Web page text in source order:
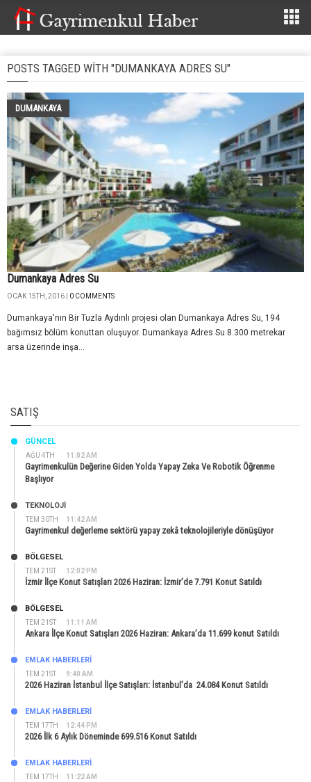
POSTS TAGGED WITH "DUMANKAYA ADRES SU"
DUMANKAYA
Dumankaya Adres Su
OCAK 15TH, 2016 | 0 COMMENTS
Dumankaya'nın Bir Tuzla Aydınlı projesi olan Dumankaya Adres Su, 194
bağımsız bölüm konuttan oluşuyor. Dumankaya Adres Su 8.300 metrekar
arsa üzerinde inşa...
SATIŞ
AĞU 4TH 11:02 AM
GÜNCEL
Gayrimenkulün Değerine Giden Yolda Yapay Zeka Ve Robotik Öğrenme
Başlıyor
TEM 30TH 11:42 AM
TEKNOLOJİ
Gayrimenkul değerleme sektörü yapay zekâ teknolojileriyle dönüşüyor
TEM 21ST 12:02 PM
BÖLGESEL
İzmir İlçe Konut Satışları 2026 Haziran: İzmir’de 7.791 Konut Satıldı
TEM 21ST 11:11 AM
BÖLGESEL
Ankara İlçe Konut Satışları 2026 Haziran: Ankara’da 11.699 konut Satıldı
TEM 21ST 9:40 AM
EMLAK HABERLERI
2026 Haziran İstanbul İlçe Satışları: İstanbul’da 24.084 Konut Satıldı
TEM 17TH 12:44 PM
EMLAK HABERLERI
2026 İlk 6 Aylık Döneminde 699.516 Konut Satıldı
TEM 17TH 11:22 AM
EMLAK HABERLERI